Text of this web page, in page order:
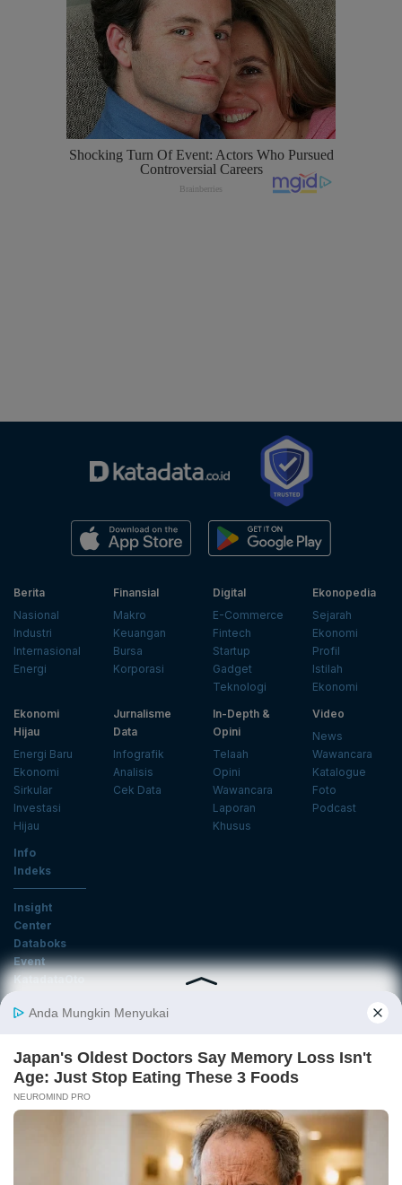
Berita
Nasional
Industri
Internasional
Energi
Finansial
Makro
Keuangan
Bursa
Korporasi
Digital
E-Commerce
Fintech
Startup
Gadget
Teknologi
Ekonopedia
Sejarah
Ekonomi
Profil
Istilah
Ekonomi
Ekonomi
Hijau
Energi Baru
Ekonomi
Sirkular
Investasi
Hijau
Jurnalisme
Data
Infografik
Analisis
Cek Data
In-Depth &
Opini
Telaah
Opini
Wawancara
Laporan
Khusus
Video
News
Wawancara
Katalogue
Foto
Podcast
Info
Indeks
Insight
Center
Databoks
Event
KatadataOto
Email
Daftar
Advertising Karier Pedoman Media Siber